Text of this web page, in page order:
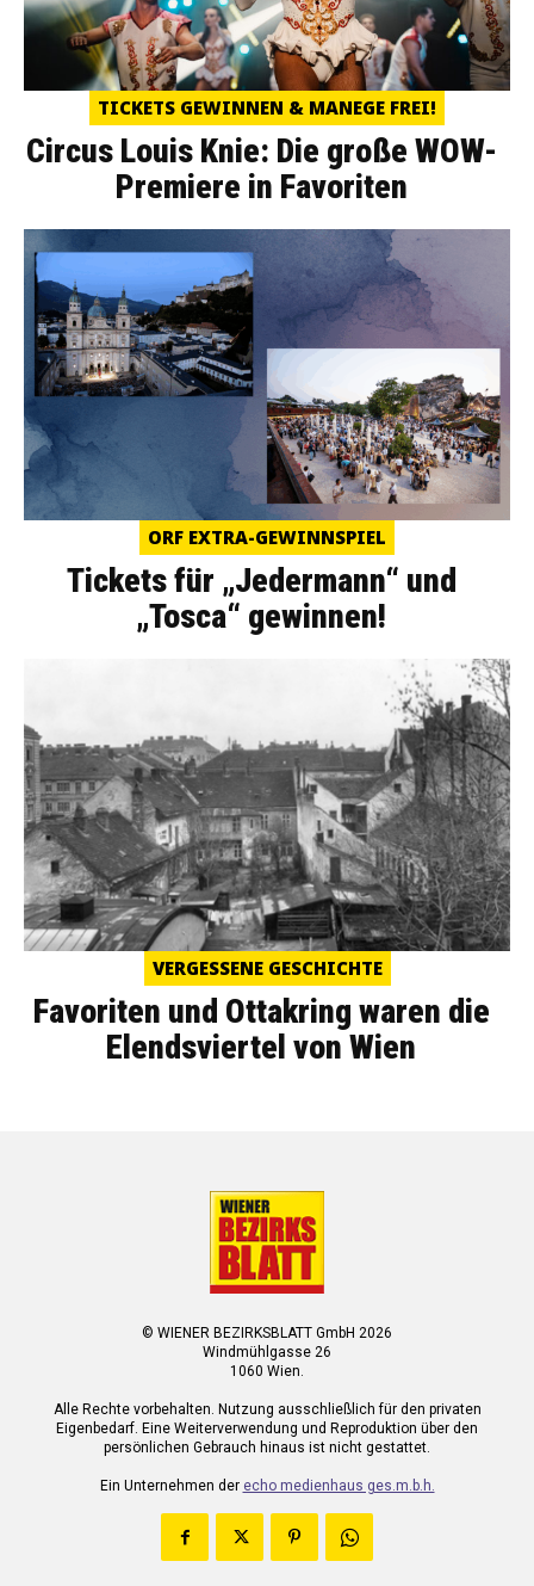
TICKETS GEWINNEN & MANEGE FREI!
Circus Louis Knie: Die große WOW-
Premiere in Favoriten
ORF EXTRA-GEWINNSPIEL
Tickets für „Jedermann“ und
„Tosca“ gewinnen!
VERGESSENE GESCHICHTE
Favoriten und Ottakring waren die
Elendsviertel von Wien
© WIENER BEZIRKSBLATT GmbH 2026
Windmühlgasse 26
1060 Wien.
Alle Rechte vorbehalten. Nutzung ausschließlich für den privaten
Eigenbedarf. Eine Weiterverwendung und Reproduktion über den
persönlichen Gebrauch hinaus ist nicht gestattet.
Ein Unternehmen der echo medienhaus ges.m.b.h.